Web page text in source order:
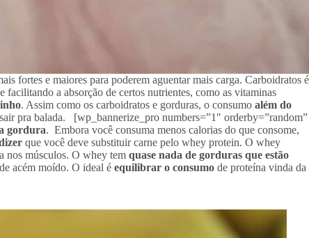
fortes e maiores para poderem aguentar mais carga. Carboidratos é
a absorção de certos nutrientes, como as vitaminas
. Assim como os carboidratos e gorduras, o consumo além do
pra balada. [wp_bannerize_pro numbers=”1″ orderby=”random”
gordura. Embora você consuma menos calorias do que consome,
que você deve substituir carne pelo whey protein. O whey
nos músculos. O whey tem quase nada de gorduras que estão
acém moído. O ideal é equilibrar o consumo de proteína vinda da